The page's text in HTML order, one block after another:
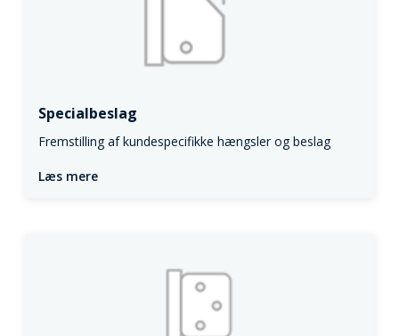
Specialbeslag
Fremstilling af kundespecifikke hængsler og beslag
Læs mere